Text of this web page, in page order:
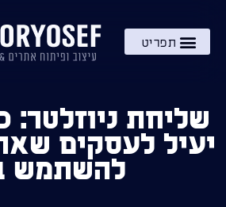
שליחת ניוזלטר:
יעיל לעסקים
להשתמש